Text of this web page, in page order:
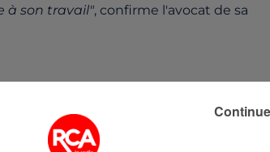
à son travail", confirme l'avocat de sa
qu'elles ne soient peintes, avait